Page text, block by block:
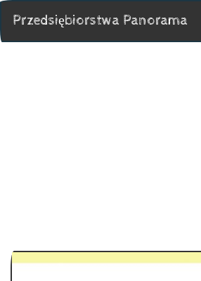
Przedsiębiorstwa Panorama